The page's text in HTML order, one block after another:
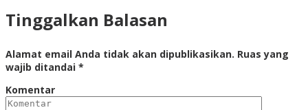
Tinggalkan Balasan
Alamat email Anda tidak akan dipublikasikan. Ruas yang
wajib ditandai *
Komentar